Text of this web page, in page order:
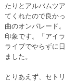
たりとアルバムツ
てくれたので良か
曲のオンパレード
印象です。「アイ
ライブでやらずに
ました。
とりあえず、セト